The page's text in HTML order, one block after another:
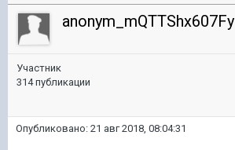
anonym_mQTTShx607Fy
Участник
314 публикации
Опубликовано: 21 авг 2018, 08:04:31